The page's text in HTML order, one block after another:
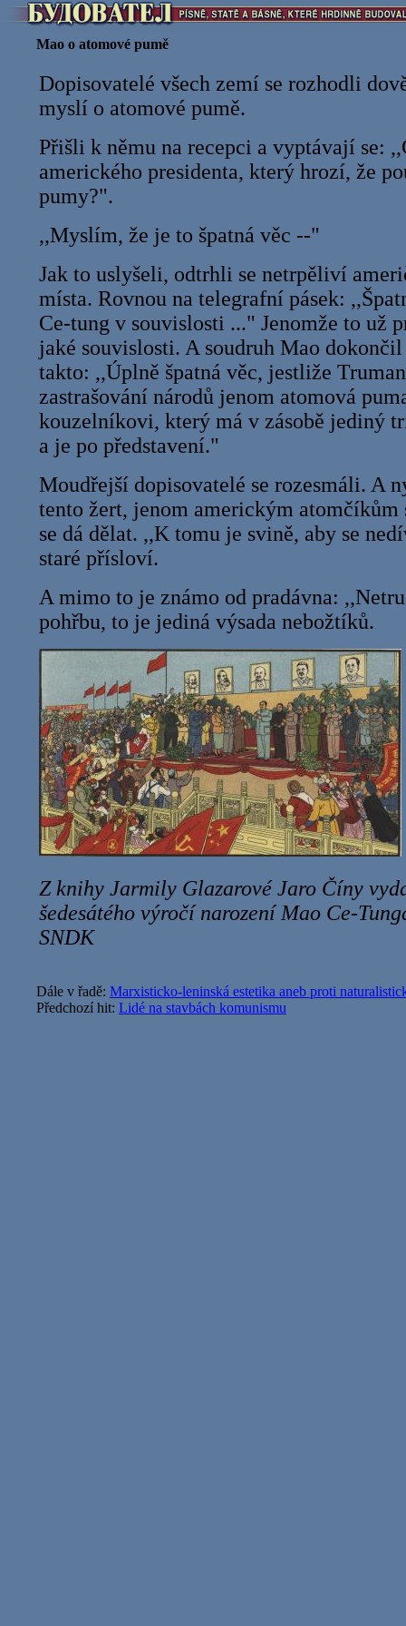
Mao o atomové pumě
Dopisovatelé všech zemí se rozhodli
myslí o atomové pumě.
Přišli k němu na recepci a vyptávají se:
amerického presidenta, který hrozí, že
pumy?".
,,Myslím, že je to špatná věc --"
Jak to uslyšeli, odtrhli se netrpěliví
místa. Rovnou na telegrafní pásek:
Ce-tung v souvislosti ..." Jenomže to už
jaké souvislosti. A soudruh Mao
takto: ,,Úplně špatná věc, jestliže
zastrašování národů jenom atomová
kouzelníkovi, který má v zásobě jediný
a je po představení."
Moudřejší dopisovatelé se rozesmáli. A
tento žert, jenom americkým atomčíkům
se dá dělat. ,,K tomu je svině, aby se
staré přísloví.
A mimo to je známo od pradávna:
pohřbu, to je jediná výsada nebožtíků.
Z knihy Jarmily Glazarové Jaro Číny
šedesátého výročí narození Mao Ce-
SNDK
Dále v řadě: Marxisticko-leninská estetika aneb proti
Předchozí hit: Lidé na stavbách komunismu